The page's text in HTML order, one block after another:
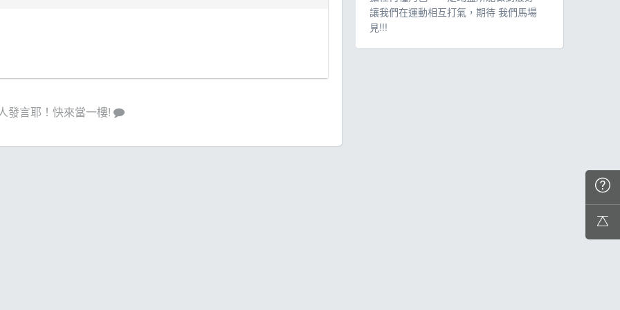
發言耶！快來當一樓!
讓我們在運動相互打氣，期待 我們馬場
見!!!